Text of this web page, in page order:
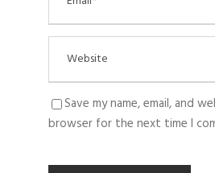
Save my name, email, and
browser for the next time I